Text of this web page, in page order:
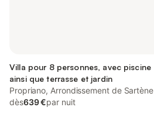
Villa pour 8 personnes, avec piscine
ainsi que terrasse et jardin
Propriano, Arrondissement de Sartène
dès639 €par nuit